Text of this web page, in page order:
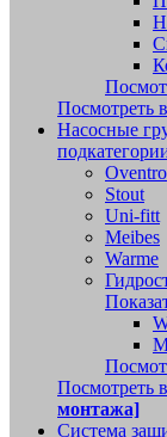
Посмотреть
Насосные
Stout
Uni-fitt
Meibes
Warme
Посмотреть
монтажа]
Система